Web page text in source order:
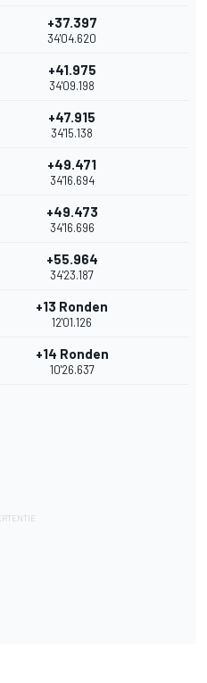
+37.397
34'04.620
+41.975
34'09.198
+47.915
34'15.138
+49.471
34'16.694
+49.473
34'16.696
+55.964
34'23.187
+13 Ronden
12'01.126
+14 Ronden
10'26.637